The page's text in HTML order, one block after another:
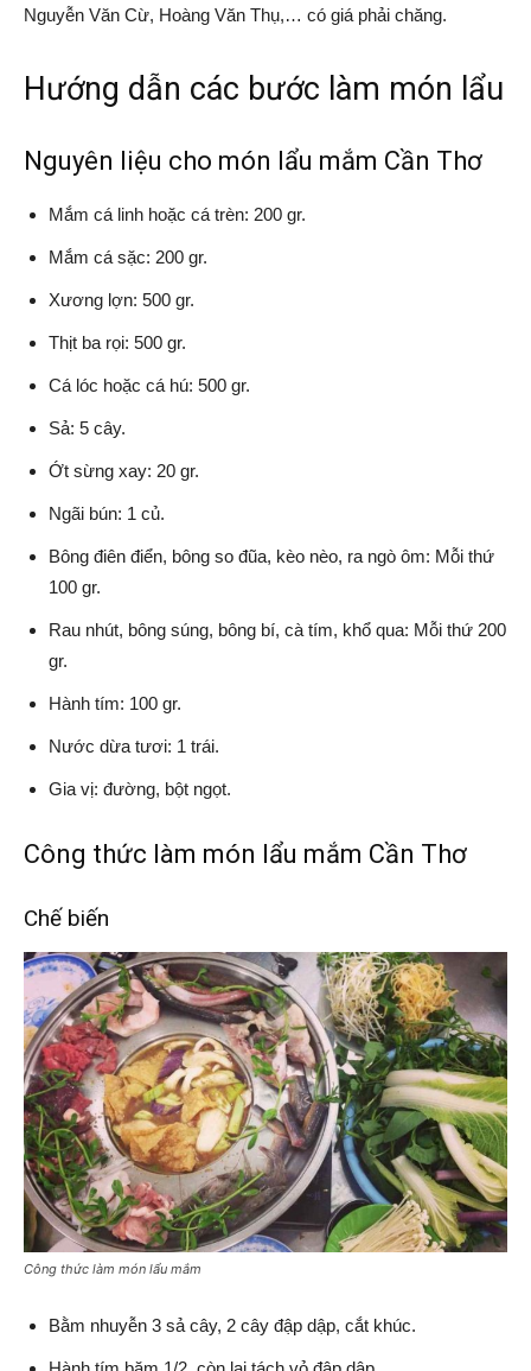
Nguyễn Văn Cừ, Hoàng Văn Thụ,… có giá phải chăng.
Hướng dẫn các bước làm món lẩu
Nguyên liệu cho món lẩu mắm Cần Thơ
Mắm cá linh hoặc cá trèn: 200 gr.
Mắm cá sặc: 200 gr.
Xương lợn: 500 gr.
Thịt ba rọi: 500 gr.
Cá lóc hoặc cá hú: 500 gr.
Sả: 5 cây.
Ớt sừng xay: 20 gr.
Ngãi bún: 1 củ.
Bông điên điển, bông so đũa, kèo nèo, ra ngò ôm: Mỗi thứ
100 gr.
Rau nhút, bông súng, bông bí, cà tím, khổ qua: Mỗi thứ 200
gr.
Hành tím: 100 gr.
Nước dừa tươi: 1 trái.
Gia vị: đường, bột ngọt.
Công thức làm món lẩu mắm Cần Thơ
Chế biến
Công thức làm món lẩu mắm
Bằm nhuyễn 3 sả cây, 2 cây đập dập, cắt khúc.